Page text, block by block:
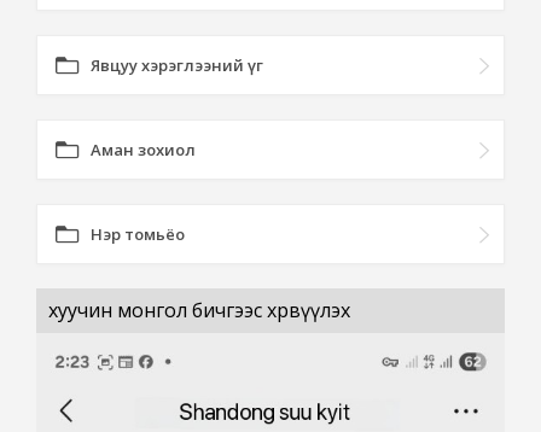
Явцуу хэрэглээний үг
Аман зохиол
Нэр томьёо
хуучин монгол бичгээс хөрвүүлэх